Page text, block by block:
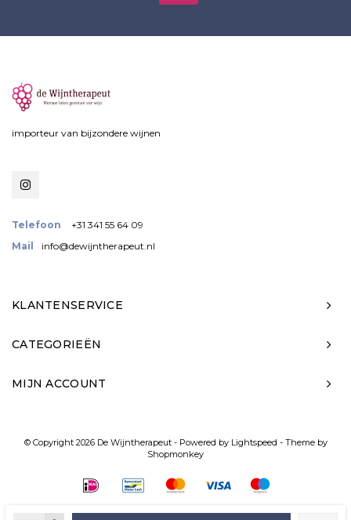
importeur van bijzondere wijnen
Telefoon
+31 341 55 64 09
Mail
info@dewijntherapeut.nl
KLANTENSERVICE
CATEGORIEËN
MIJN ACCOUNT
© Copyright 2026 De Wijntherapeut - Powered by Lightspeed - Theme by
Shopmonkey